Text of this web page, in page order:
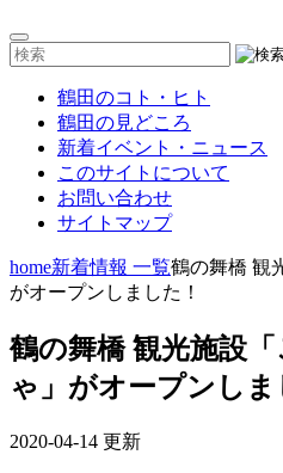
鶴田のコト・ヒト
鶴田の見どころ
新着イベント・ニュース
このサイトについて
お問い合わせ
サイトマップ
home新着情報 一覧鶴の舞橋 観
がオープンしました！
鶴の舞橋 観光施設
ゃ」がオープンしま
2020-04-14 更新